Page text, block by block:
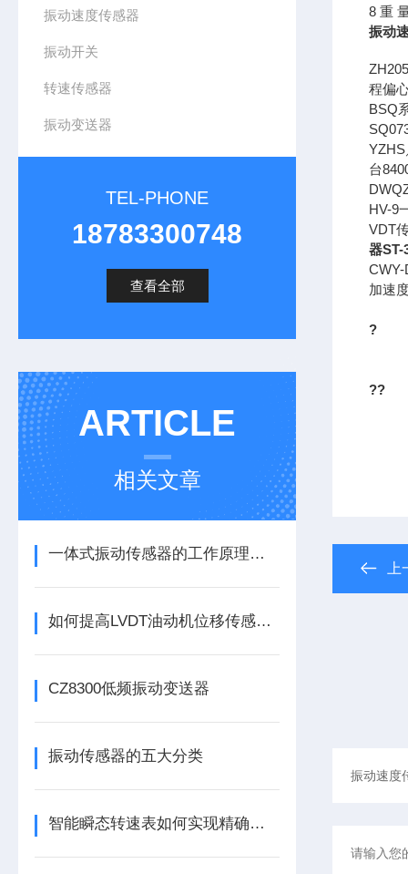
振动速度传感器
振动开关
转速传感器
振动变送器
TEL-PHONE
18783300748
查看全部
ARTICLE
相关文章
一体式振动传感器的工作原理是什么？
如何提高LVDT油动机位移传感器的精度？
CZ8300低频振动变送器
振动传感器的五大分类
智能瞬态转速表如何实现精确测量？
8 重
振动
程偏
BSQ
台
HV-9
VDT
器ST-
加速
?
??